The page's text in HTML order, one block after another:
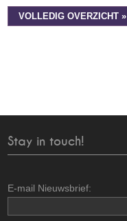
VOLLEDIG OVERZICHT »
Stay in touch!
E-mail Nieuwsbrief: